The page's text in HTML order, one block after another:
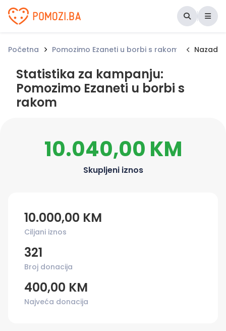
Udruženje Pomozi.ba
Početna Pomozimo Ezaneti u borbi s rakom Nazad
Statistika za kampanju:
Pomozimo Ezaneti u borbi s
rakom
10.040,00 KM
Skupljeni iznos
10.000,00 KM
Ciljani iznos
321
Broj donacija
400,00 KM
Najveća donacija